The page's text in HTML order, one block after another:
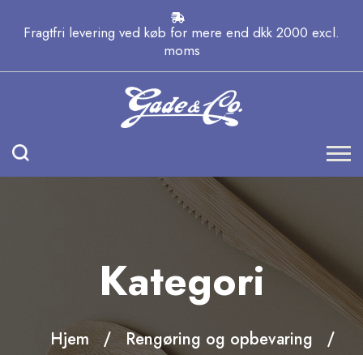
Fragtfri levering ved køb for mere end dkk 2000 excl.
moms
Kategori
Hjem
Rengøring og opbevaring